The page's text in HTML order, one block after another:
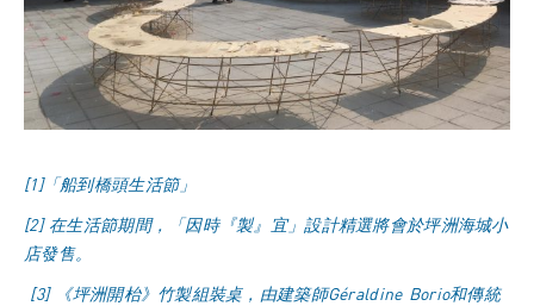
[1]「船到橋頭生活節」
[2] 在生活節期間，「因時『製』宜」設計精選將會於坪洲海城小
店發售。
[3] 《坪洲開枱》竹製組裝桌，由建築師Géraldine Borio和傳統